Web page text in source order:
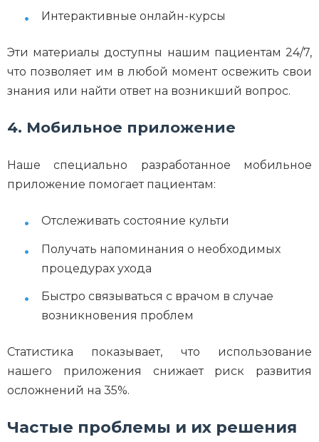
Интерактивные онлайн-курсы
Эти материалы доступны нашим пациентам 24/7,
что позволяет им в любой момент освежить свои
знания или найти ответ на возникший вопрос.
4. Мобильное приложение
Наше специально разработанное мобильное
приложение помогает пациентам:
Отслеживать состояние культи
Получать напоминания о необходимых
процедурах ухода
Быстро связываться с врачом в случае
возникновения проблем
Статистика показывает, что использование
нашего приложения снижает риск развития
осложнений на 35%.
Частые проблемы и их решения